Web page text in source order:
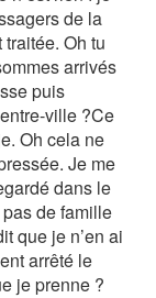
de la
Oh tu
arrivés
puis
ville ?Ce
Oh cela ne
Je me
dans le
de famille
que je n’en ai
arrêté le
je prenne ?